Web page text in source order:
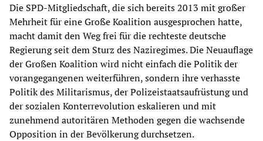
Die SPD-Mitgliedschaft, die sich bereits 2013 mit großer
Mehrheit für eine Große Koalition ausgesprochen hatte,
macht damit den Weg frei für die rechteste deutsche
Regierung seit dem Sturz des Naziregimes. Die Neuauflage
der Großen Koalition wird nicht einfach die Politik der
vorangegangenen weiterführen, sondern ihre verhasste
Politik des Militarismus, der Polizeistaatsaufrüstung und
der sozialen Konterrevolution eskalieren und mit
zunehmend autoritären Methoden gegen die wachsende
Opposition in der Bevölkerung durchsetzen.